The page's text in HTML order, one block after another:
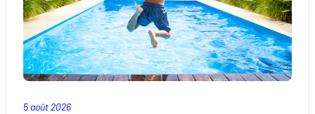
Proposer des offres et services personnalisés et en
les performances. Partager des informations avec les
sociaux utilisés et vous permettre de visualiser du contenu
hébergé sur un site externe.
5 août 2026